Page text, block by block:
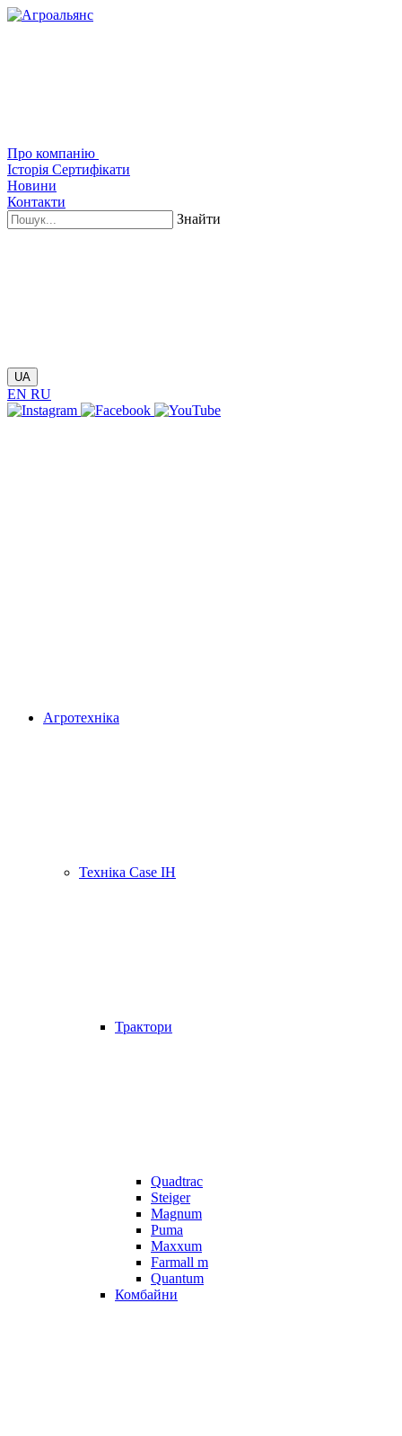
Про компанію
Історія Сертифікати
Новини
Контакти
Знайти
UA
EN RU
Агротехніка
Техніка Case IH
Трактори
Quadtrac
Steiger
Magnum
Puma
Maxxum
Farmall m
Quantum
Комбайни